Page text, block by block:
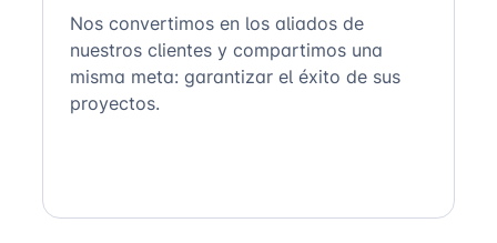
Nos convertimos en los aliados de
nuestros clientes y compartimos una
misma meta: garantizar el éxito de sus
proyectos.